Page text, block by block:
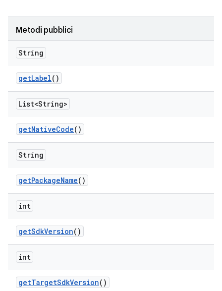
Metodi pubblici
String
getLabel()
List<String>
getNativeCode()
String
getPackageName()
int
getSdkVersion()
int
getTargetSdkVersion()